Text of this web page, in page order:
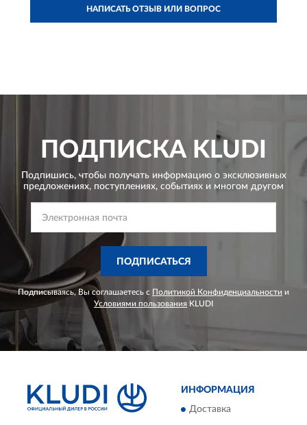
НАПИСАТЬ ОТЗЫВ ИЛИ ВОПРОС
ПОДПИСКА KLUDI
Подпишись, чтобы получать информацию о эксклюзивных
предложениях, поступлениях, событиях и многом другом
ПОДПИСАТЬСЯ
Подписываясь, Вы соглашаетесь с Политикой Конфиденциальности и
Условиями пользования KLUDI
ИНФОРМАЦИЯ
Доставка